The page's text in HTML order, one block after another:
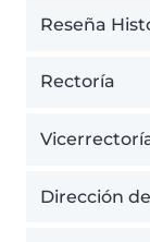
Reseña
Rectoría
Dirección